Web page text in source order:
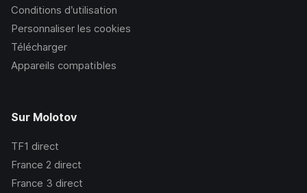
Conditions d’utilisation
Personnaliser les cookies
Télécharger
Appareils compatibles
Sur Molotov
TF1 direct
France 2 direct
France 3 direct